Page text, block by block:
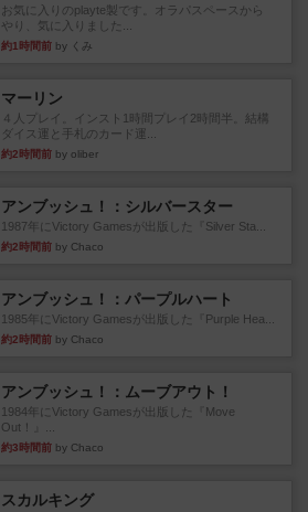
お気に入りのplayte製です。オラパスペースから
やり、気に入りました...
約1時間前 by くみ
マーリン
４人プレイ。インスト1時間プレイ2時間半。結構
ダイス運と手札のカード運...
約2時間前 by oliber
アンブッシュ！：シルバースター
1987年にVictory Gamesが出版した『Silver Sta...
約2時間前 by Chaco
アンブッシュ！：パープルハート
1985年にVictory Gamesが出版した『Purple Hea...
約2時間前 by Chaco
アンブッシュ！：ムーブアウト！
1984年にVictory Gamesが出版した『Move
Out！』...
約3時間前 by Chaco
スカルキング